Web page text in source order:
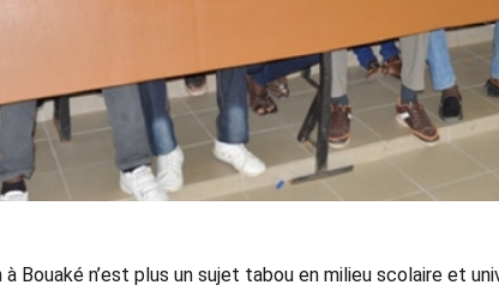
Bouaké n’est plus un sujet tabou en milieu scolaire et